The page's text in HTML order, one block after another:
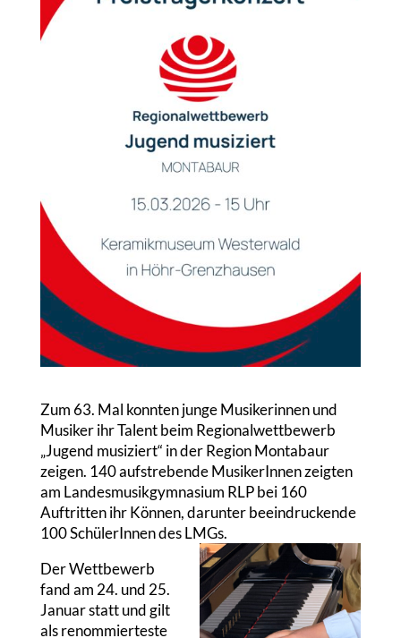
Zum 63. Mal konnten junge Musikerinnen und
Musiker ihr Talent beim Regionalwettbewerb
„Jugend musiziert“ in der Region Montabaur
zeigen. 140 aufstrebende MusikerInnen zeigten
am Landesmusikgymnasium RLP bei 160
Auftritten ihr Können, darunter beeindruckende
100 SchülerInnen des LMGs.
Der Wettbewerb
fand am 24. und 25.
Januar statt und gilt
als renommierteste